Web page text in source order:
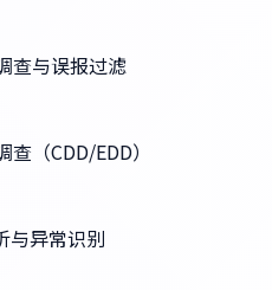
查与误报过滤
（CDD/EDD）
与异常识别